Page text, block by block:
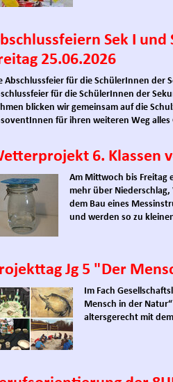
Sek I und
25.06.2026
Abschlussfeier für die SchülerInnen
für die SchülerInnen der
blicken wir gemeinsam auf die
für ihren weiteren Weg alles
6. Klassen
Am Mittwoch bis Freitag
mehr über
dem Bau eines
und werden so zu
Jg 5 "Der
Im Fach
Mensch in der
altersgerecht mit